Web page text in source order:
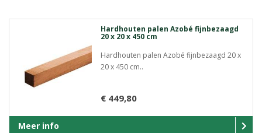
Hardhouten palen Azobé fijnbezaagd
20 x 20 x 450 cm
Hardhouten palen Azobé fijnbezaagd 20 x
20 x 450 cm..
€ 449,80
Meer info